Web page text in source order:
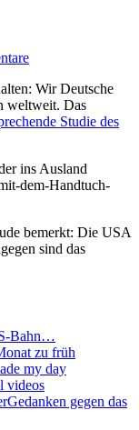
Wir Deutsche
weltweit. Das
Studie des
ins Ausland
dem-Handtuch-
bemerkt: Die USA
sind das
Bahn…
zu früh
my day
videos
Gedanken gegen das